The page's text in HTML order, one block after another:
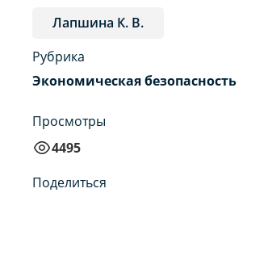
Лапшина К. В.
Рубрика
Экономическая безопасность
Просмотры
4495
Поделиться